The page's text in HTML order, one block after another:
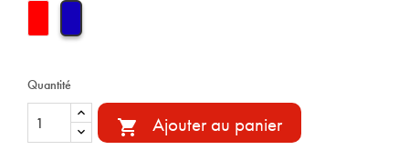
Quantité
 Ajouter au panier